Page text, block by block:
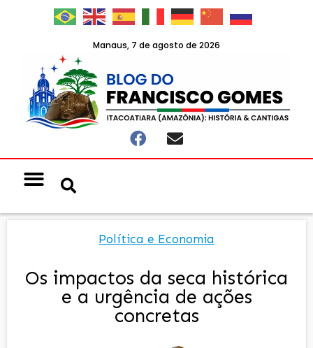
Manaus, 7 de agosto de 2026
Política e Economia
Os impactos da seca histórica
e a urgência de ações
concretas